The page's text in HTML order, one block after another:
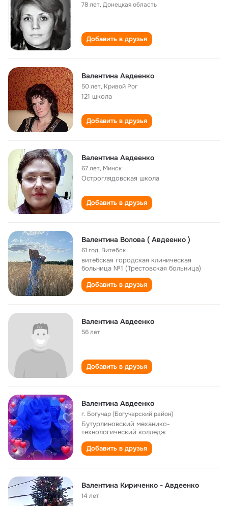
78 лет,Донецкая область
Добавить в друзья
Валентина Авдеенко
50 лет, Кривой Рог
121 школа
Добавить в друзья
Валентина Авдеенко
67 лет, Минск
Остроглядовская школа
Добавить в друзья
Валентина Волова ( Авдеенко )
61 год, Витебск
витебская городская клиническая
больница №1 (Трестовская больница)
Добавить в друзья
Валентина Авдеенко
56 лет
Добавить в друзья
Валентина Авдеенко
г. Богучар (Богучарский район)
Бутурлиновский механико-
технологический колледж
Добавить в друзья
Валентина Кириченко - Авдеенко
14 лет